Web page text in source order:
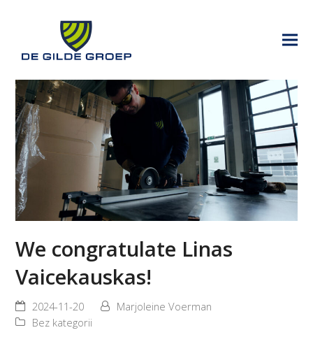
We congratulate Linas
Vaicekauskas!
2024-11-20
Marjoleine Voerman
Bez kategorii